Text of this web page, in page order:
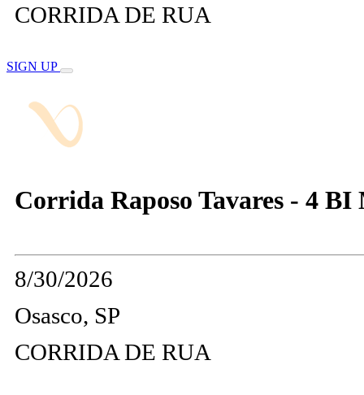
CORRIDA DE RUA
SIGN UP
Corrida Raposo Tavares - 4 BI
8/30/2026
Osasco, SP
CORRIDA DE RUA